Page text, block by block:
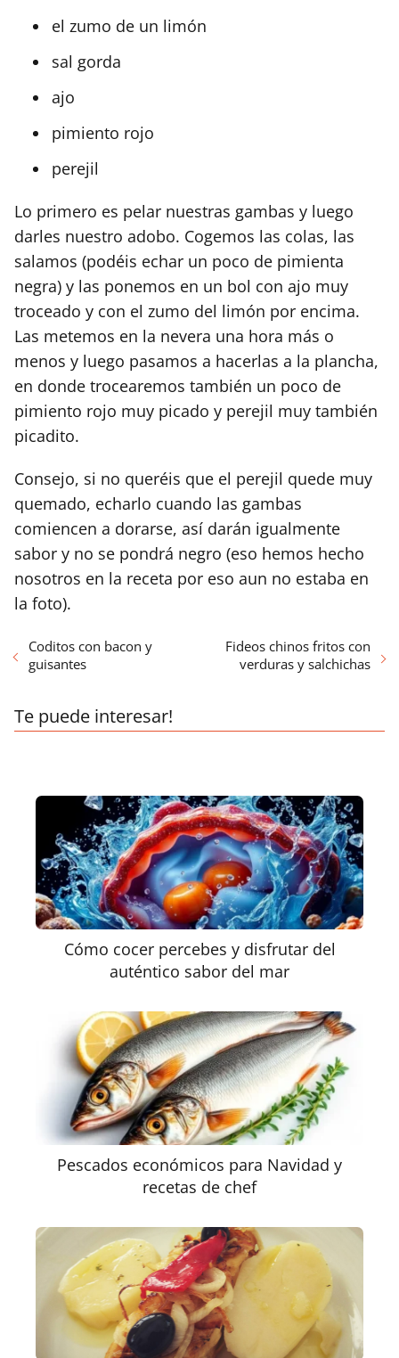
el zumo de un limón
sal gorda
ajo
pimiento rojo
perejil
Lo primero es pelar nuestras gambas y luego
darles nuestro adobo. Cogemos las colas, las
salamos (podéis echar un poco de pimienta
negra) y las ponemos en un bol con ajo muy
troceado y con el zumo del limón por encima.
Las metemos en la nevera una hora más o
menos y luego pasamos a hacerlas a la plancha,
en donde trocearemos también un poco de
pimiento rojo muy picado y perejil muy también
picadito.
Consejo, si no queréis que el perejil quede muy
quemado, echarlo cuando las gambas
comiencen a dorarse, así darán igualmente
sabor y no se pondrá negro (eso hemos hecho
nosotros en la receta por eso aun no estaba en
la foto).
Coditos con bacon y
guisantes
Fideos chinos fritos con
verduras y salchichas
Te puede interesar!
Cómo cocer percebes y disfrutar del
auténtico sabor del mar
Pescados económicos para Navidad y
recetas de chef